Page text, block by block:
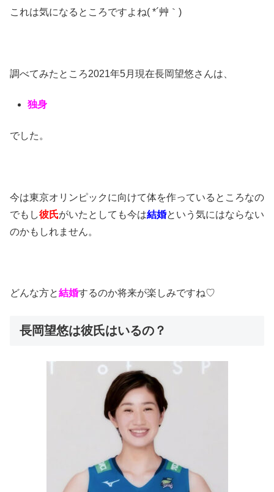
これは気になるところですよね( *´艸｀)
調べてみたところ2021年5月現在長岡望悠さんは、
独身
でした。
今は東京オリンピックに向けて体を作っているところなの
でもし彼氏がいたとしても今は結婚という気にはならない
のかもしれません。
どんな方と結婚するのか将来が楽しみですね♡
長岡望悠は彼氏はいるの？